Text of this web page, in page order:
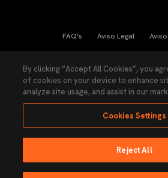
FAQ's Aviso Legal
Ley Transparencia Política
Accesibilidad
Ninguna parte de esta página puede ser
By clicking “Accept All Cookies”, you
of cookies on your device to enhance
analyze site usage, and assist in our
Cookies Settings
Reject All